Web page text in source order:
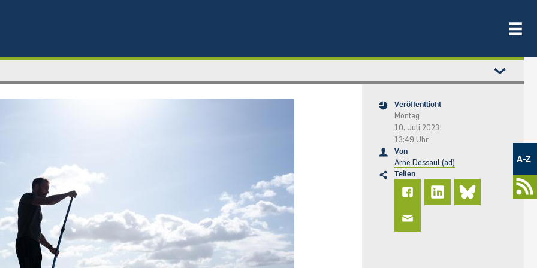
Metamenü
A-Z
Veröffentlicht
Montag
10. Juli 2023
13:49 Uhr
Von
Arne Dessaul (ad)
Teilen